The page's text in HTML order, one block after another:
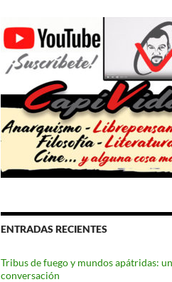
ENTRADAS RECIENTES
Tribus de fuego y mundos apátridas:
conversación